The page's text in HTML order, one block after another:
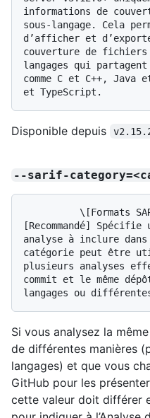
informations de
sous-langage. Cela
d’afficher et
couverture de
langages qui partagent
comme C et C++,
Disponible depuis
--sarif-
[Recommandé]
analyse à inclure
catégorie peut être
plusieurs analyses
commit et le même
Si vous analysez la
de différentes manières
langages) et que vous
GitHub pour les
cette valeur doit différer